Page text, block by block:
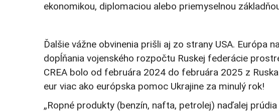
ekonomikou, diplomaciou alebo priemyselnou
Ďalšie vážne obvinenia prišli aj zo strany USA. Európa
dopĺňania vojenského rozpočtu Ruskej federácie
CREA bolo od februára 2024 do februára 2025 z
eur viac ako európska pomoc Ukrajine za minulý rok!
„Ropné produkty (benzín, nafta, petrolej) naďalej